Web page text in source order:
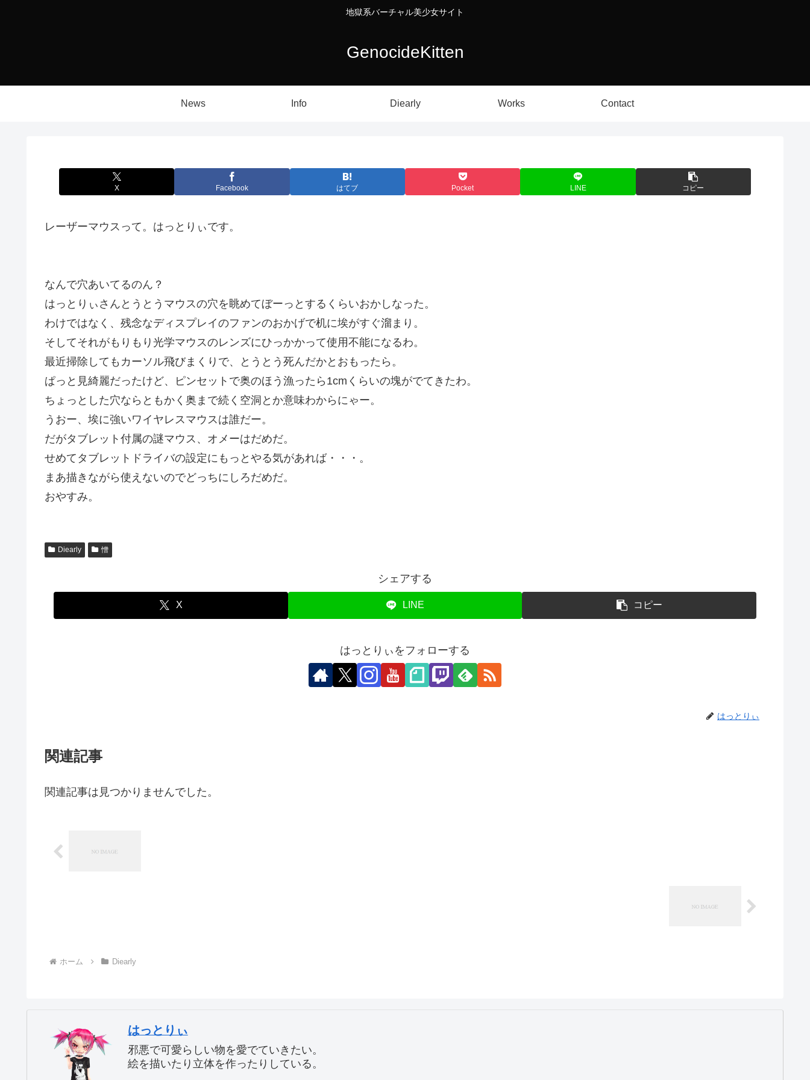
地獄系バーチャル美少女サイト
GenocideKitten
News Info Diearly Works Contact
X Facebook はてブ Pocket LINE コピー
レーザーマウスって。はっとりぃです。
なんで穴あいてるのん？
はっとりぃさんとうとうマウスの穴を眺めてぼーっとするくらいおかしなった。
わけではなく、残念なディスプレイのファンのおかげで机に埃がすぐ溜まり。
そしてそれがもりもり光学マウスのレンズにひっかかって使用不能になるわ。
最近掃除してもカーソル飛びまくりで、とうとう死んだかとおもったら。
ぱっと見綺麗だったけど、ピンセットで奥のほう漁ったら1cmくらいの塊がでてきたわ。
ちょっとした穴ならともかく奥まで続く空洞とか意味わからにゃー。
うおー、埃に強いワイヤレスマウスは誰だー。
だがタブレット付属の謎マウス、オメーはだめだ。
せめてタブレットドライバの設定にもっとやる気があれば・・・。
まあ描きながら使えないのでどっちにしろだめだ。
おやすみ。
Diearly 憎
シェアする
X LINE コピー
はっとりぃをフォローする
はっとりぃ
関連記事
関連記事は見つかりませんでした。
ホーム Diearly
はっとりぃ
邪悪で可愛らしい物を愛でていきたい。
絵を描いたり立体を作ったりしている。